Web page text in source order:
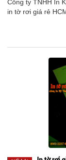
Công ty TNHH In
in tờ rơi giá rẻ